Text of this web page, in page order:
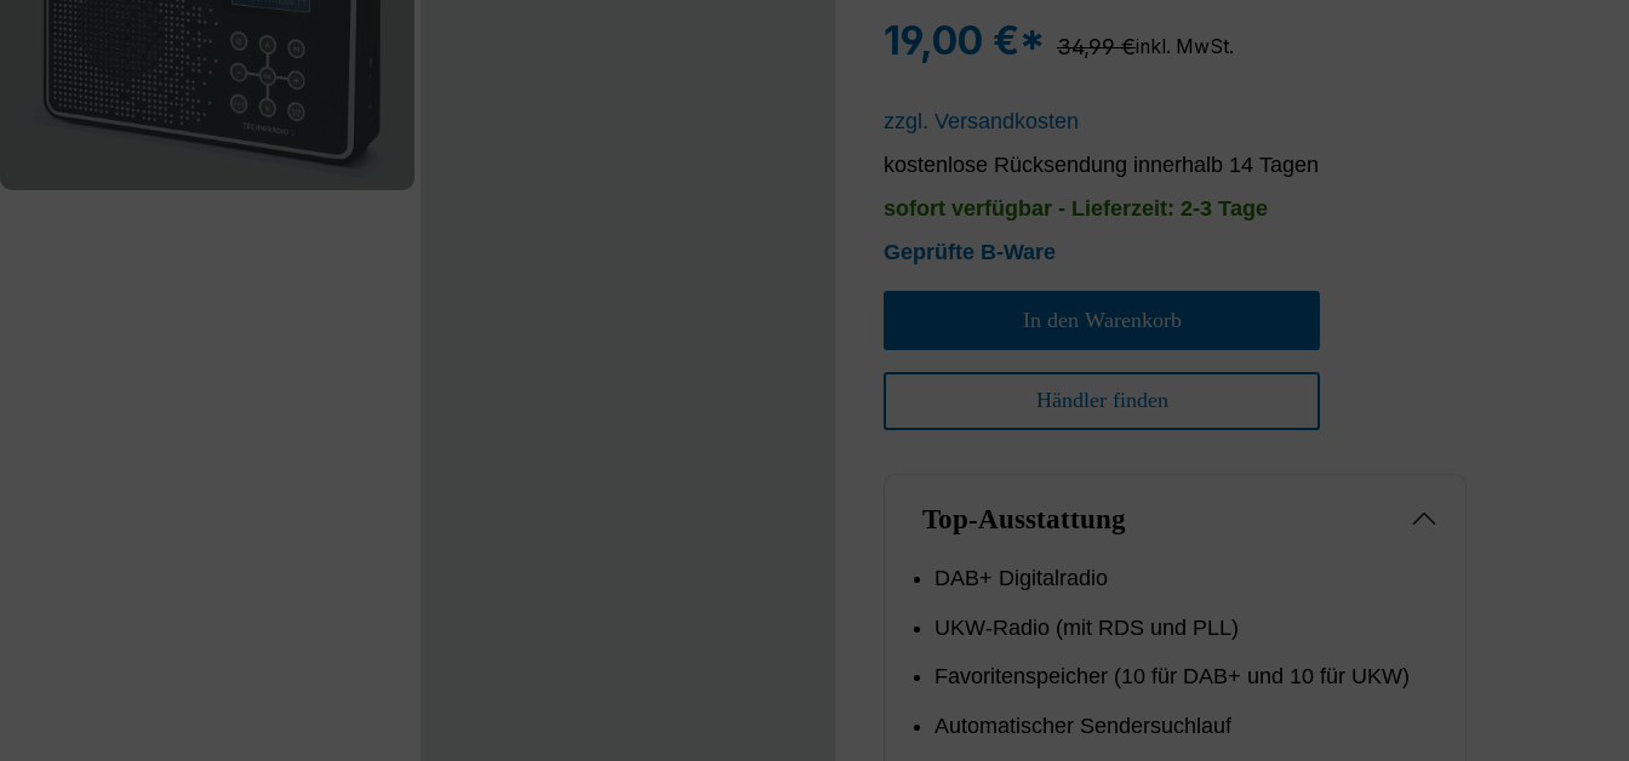
19,00 €* Regulärer Preis:
34,99 €inkl. MwSt.
zzgl. Versandkosten
kostenlose Rücksendung innerhalb 14 Tagen
sofort verfügbar - Lieferzeit: 2-3 Tage
Geprüfte B-Ware
In den Warenkorb
Händler finden
Top-Ausstattung
DAB+ Digitalradio
UKW-Radio (mit RDS und PLL)
Favoritenspeicher (10 für DAB+ und 10 für UKW)
Automatischer Sendersuchlauf